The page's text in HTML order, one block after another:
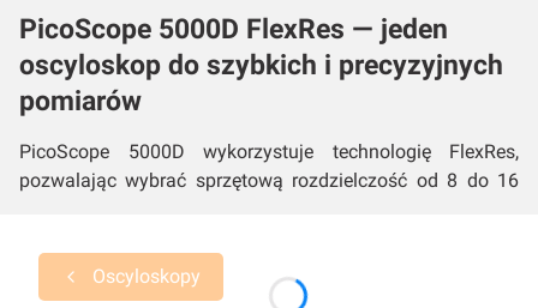
PicoScope 5000D FlexRes — jeden
oscyloskop do szybkich i precyzyjnych
pomiarów
PicoScope 5000D wykorzystuje technologię FlexRes,
pozwalając wybrać sprzętową rozdzielczość od 8 do 16
dodają 16 kanałów cyfrowych.
Oscyloskopy